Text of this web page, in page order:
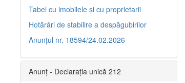
Tabel cu imobilele și cu proprietarii
Hotărâri de stabilire a despăgubirilor
Anunțul nr. 18594/24.02.2026
Anunț - Declarația unică 212